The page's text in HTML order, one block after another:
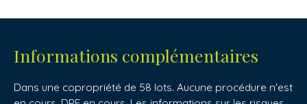
Informations complémentaires
Dans une copropriété de 58 lots. Aucune procédure n'est